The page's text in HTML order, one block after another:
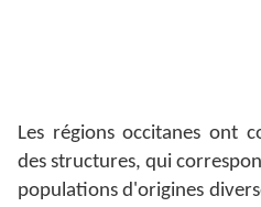
Les régions occitanes ont
des structures, qui
populations d'origines